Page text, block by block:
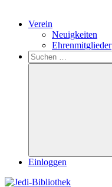
Verein
Neuigkeiten
Ehrenmitglieder
Search
Suchen
nach:
Einloggen